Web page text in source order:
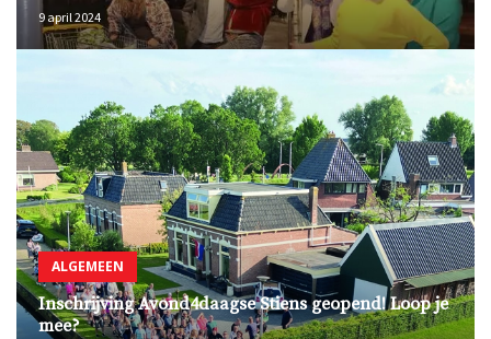
9 april 2024
ALGEMEEN
Inschrijving Avond4daagse Stiens geopend! Loop je
mee?